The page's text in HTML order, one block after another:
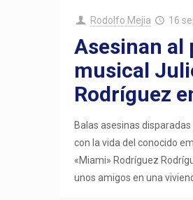
Rodolfo Mejia 16
Asesinan al
musical
Rodríguez
Balas asesinas
con la vida del conocido
«Miami» Rodríguez
unos amigos en una